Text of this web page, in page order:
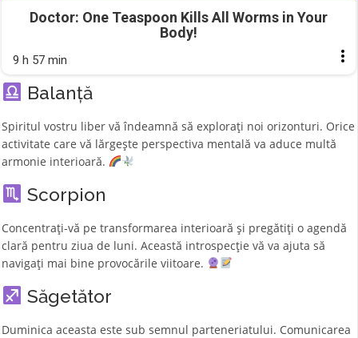
Doctor: One Teaspoon Kills All Worms in Your
Body!
9 h 57 min
Balanță
Spiritul vostru liber vă îndeamnă să explorați noi orizonturi. Orice
activitate care vă lărgește perspectiva mentală va aduce multă
armonie interioară.
Scorpion
Concentrați-vă pe transformarea interioară și pregătiți o agendă
clară pentru ziua de luni. Această introspecție vă va ajuta să
navigați mai bine provocările viitoare.
Săgetător
Duminica aceasta este sub semnul parteneriatului. Comunicarea